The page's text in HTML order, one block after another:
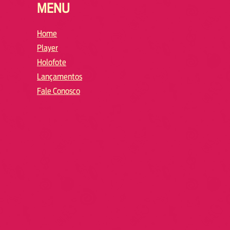
MENU
Home
Player
Holofote
Lançamentos
Fale Conosco